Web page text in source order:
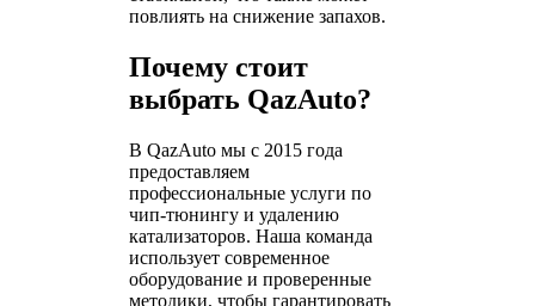
повлиять на снижение запахов.
Почему стоит
выбрать QazAuto?
В QazAuto мы с 2015 года
предоставляем
профессиональные услуги по
чип-тюнингу и удалению
катализаторов. Наша команда
использует современное
оборудование и проверенные
методики, чтобы гарантировать